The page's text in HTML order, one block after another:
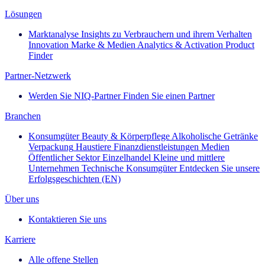
Lösungen
Marktanalyse Insights zu Verbrauchern und ihrem Verhalten
Innovation Marke & Medien Analytics & Activation Product
Finder
Partner-Netzwerk
Werden Sie NIQ-Partner Finden Sie einen Partner
Branchen
Konsumgüter Beauty & Körperpflege Alkoholische Getränke
Verpackung Haustiere Finanzdienstleistungen Medien
Öffentlicher Sektor Einzelhandel Kleine und mittlere
Unternehmen Technische Konsumgüter Entdecken Sie unsere
Erfolgsgeschichten (EN)
Über uns
Kontaktieren Sie uns
Karriere
Alle offene Stellen